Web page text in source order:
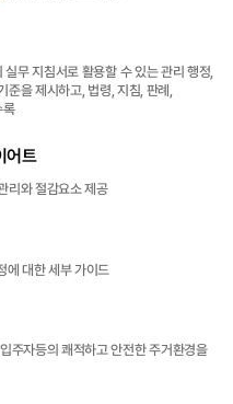
무 지침서로 활용할 수 있는 관리 행정,
을 제시하고, 법령, 지침, 판례,
록
어트
리와 절감요소 제공
에 대한 세부 가이드
주자등의 쾌적하고 안전한 주거환경을